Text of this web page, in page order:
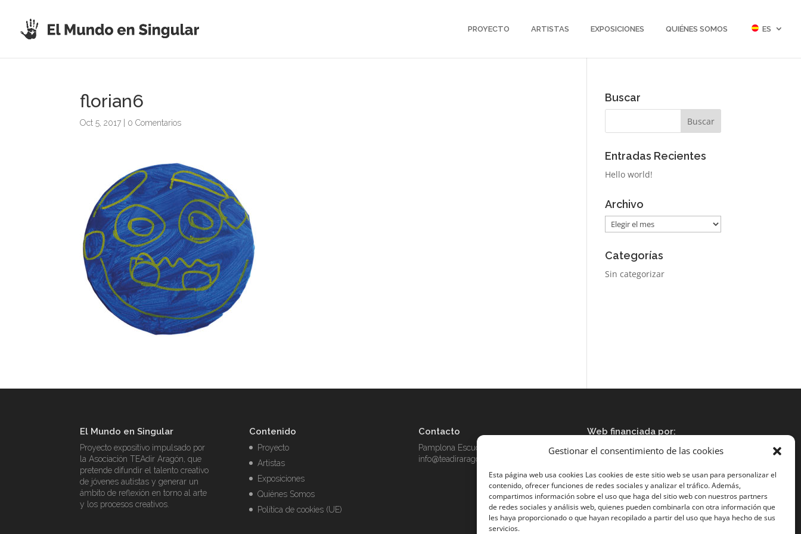
Gestionar el consentimiento de las cookies
Esta página web usa cookies Las cookies de este sitio web se usan para personalizar el
contenido, ofrecer funciones de redes sociales y analizar el tráfico. Además,
compartimos información sobre el uso que haga del sitio web con nuestros partners
de redes sociales y análisis web, quienes pueden combinarla con otra información que
les haya proporcionado o que hayan recopilado a partir del uso que haya hecho de sus
servicios.
PROYECTO ARTISTAS EXPOSICIONES QUIÉNES SOMOS ES
florian6
Oct 5, 2017 0 Comentarios
Buscar
Entradas Recientes
Hello world!
Archivo
Archivo
Categorías
Sin categorizar
El Mundo en Singular
Proyecto expositivo impulsado por
la Asociación TEAdir Aragón, que
pretende difundir el talento creativo
de jóvenes autistas y generar un
ámbito de reflexión en torno al arte
y los procesos creativos.
Contenido
Proyecto
Artistas
Exposiciones
Quiénes Somos
Política de cookies (UE)
Contacto
Pamplona Escudero 14, Zaragoza
info@teadiraragon.com
Web financiada por: